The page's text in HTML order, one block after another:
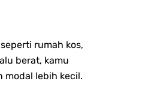
rumah kos,
berat, kamu
modal lebih kecil.